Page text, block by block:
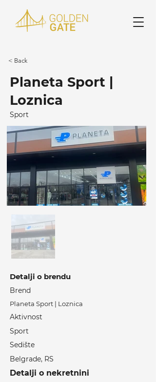
< Back
Planeta Sport |
Loznica
Sport
Detalji o brendu
Brend
Planeta Sport | Loznica
Aktivnost
Sport
Sedište
Belgrade, RS
Detalji o nekretnini